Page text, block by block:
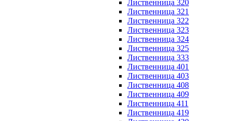
Лиственница 320
Лиственница 321
Лиственница 322
Лиственница 323
Лиственница 324
Лиственница 325
Лиственница 333
Лиственница 401
Лиственница 403
Лиственница 408
Лиственница 409
Лиственница 411
Лиственница 419